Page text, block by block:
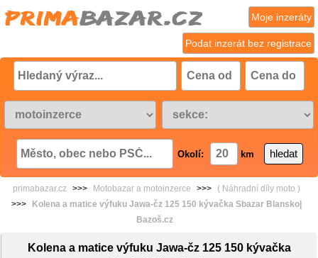
Podat inzerát bez registrace
Moje inzeráty
Okolí: km
primabazar.cz >>> Motobazar a motoinzerce >>>
( Náhradní díly moto )
>>>
Kolena a matice výfuku Jawa-čz 125 150 kývačka Sbazar Blansko|
Bazoš.cz
Kolena a matice výfuku Jawa-čz 125 150 kývačka